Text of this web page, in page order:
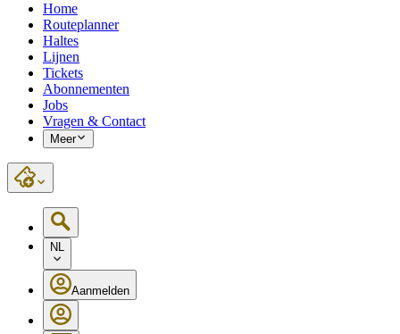
Home
Routeplanner
Haltes
Lijnen
Tickets
Abonnementen
Jobs
Vragen & Contact
Meer
NL
Aanmelden